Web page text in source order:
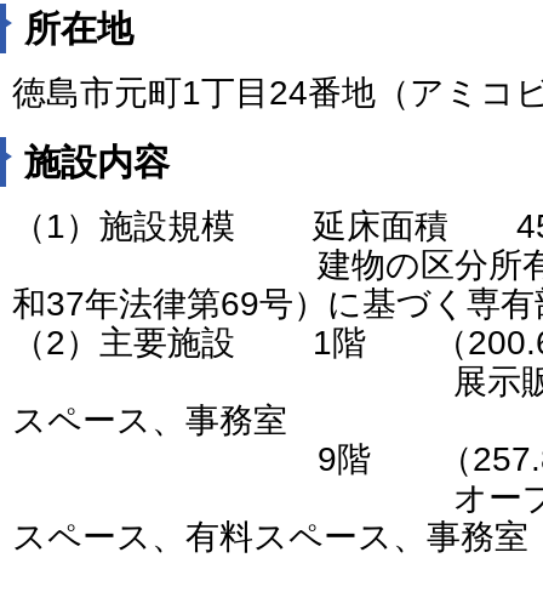
所在地
徳島市元町1丁目24番地（アミ
施設内容
（1）施設規模 延床面積
建物の区分所有等に
和37年法律第69号）に基づく専
（2）主要施設 1階 （
展示販売スペー
スペース、事務室
9階 （257.81平方
オープンスペー
スペース、有料スペース、事務室